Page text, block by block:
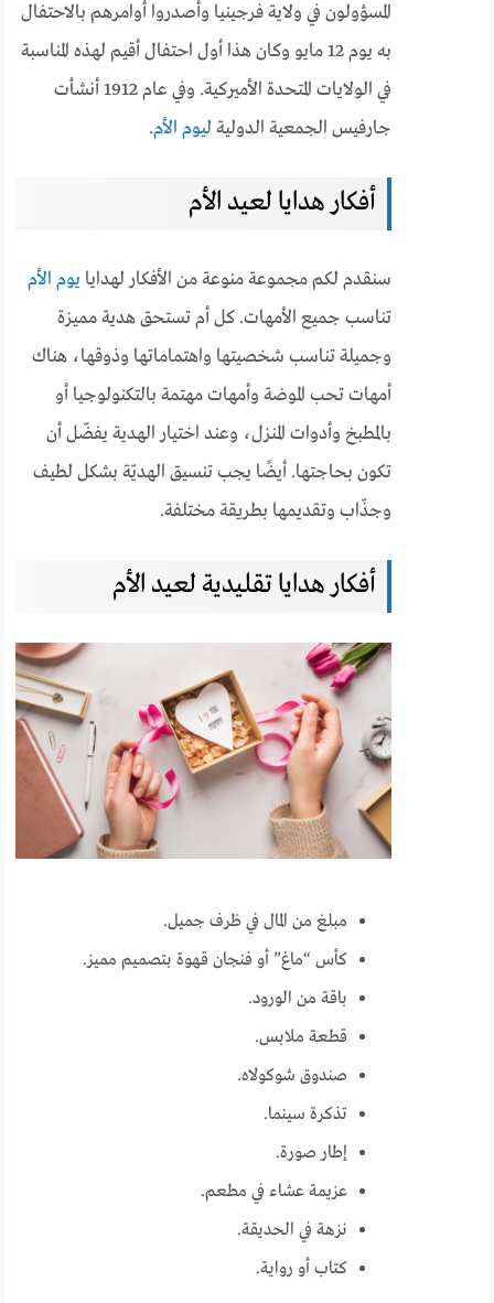
المسؤولون في ولاية فرجينيا وأصدروا أوامرهم بالاحتفال
به يوم 12 مايو وكان هذا أول احتفال أقيم لهذه المناسبة
في الولايات المتحدة الأميركية. وفي عام 1912 أنشأت
جارفيس الجمعية الدوليةليوم الأم.
أفكار هدايا لعيد الأم
سنقدم لكم مجموعة منوعة من الأفكار لهدايا يوم الأم
تناسب جميع الأمهات. كل أم تستحق هدية مميزة
وجميلة تناسب شخصيتها واهتماماتها وذوقها، هناك
أمهات تحب الموضة وأمهات مهتمة بالتكنولوجيا أو
بالمطبخ وأدوات المنزل، وعند اختيار الهدية يفضّل أن
تكون بحاجتها. أيضًا يجب تنسيق الهديّة بشكل لطيف
وجذّاب وتقديمها بطريقة مختلفة.
أفكار هدايا تقليدية لعيد الأم
مبلغ من المال في ظرف جميل.
كأس “ماغ” أو فنجان قهوة بتصميم مميز.
باقة من الورود.
قطعة ملابس.
صندوق شوكولاه.
تذكرة سينما.
إطار صورة.
عزيمة عشاء في مطعم.
نزهة في الحديقة.
كتاب أو رواية.